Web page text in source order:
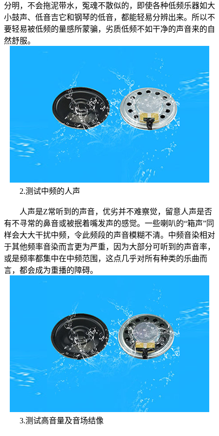
分明，不会拖泥带水，冤魂不散似的，即使各种低频乐器如大
小鼓声、低音吉它和钢琴的低音，都能轻易分辨出来。所以不
要轻易被低频的量感所蒙骗，劣质低频不如干净的声音来的自
然舒服。
2.测试中频的人声
人声是Z常听到的声音，优劣并不难察觉，留意人声是否
有不寻常的鼻音或被抿着嘴发声的感觉。一些喇叭的“箱声”同
样会大大干扰中频，令此频段的声音模糊不清。中频音染相对
于其他频率音染而言更为严重，因为大部分可听到的声音率，
或是频率都集中在中频范围，这点几乎对所有种类的乐曲而
言，都会成为重播的障碍。
3.测试高音量及音场结像